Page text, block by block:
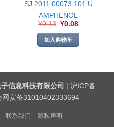
SJ 2011 00073 101 U
AMPHENOL
¥0.13 ¥0.08
加入购物车
子信息科技有限公司 | 沪ICP备
网安备31010402333694
联系我们 隐私声明